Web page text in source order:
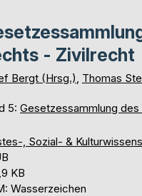
- Zivilrecht
Bergt (Hrsg.) Thomas
5: Gesetzessammlung
, Sozial- &
KB
Wasserzeichen